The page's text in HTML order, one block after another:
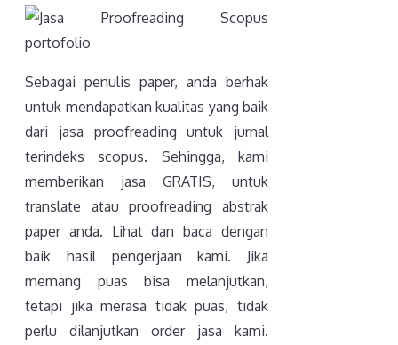
Sebagai penulis paper, anda berhak
untuk mendapatkan kualitas yang baik
dari jasa proofreading untuk jurnal
terindeks scopus. Sehingga, kami
memberikan jasa GRATIS, untuk
translate atau proofreading abstrak
paper anda. Lihat dan baca dengan
baik hasil pengerjaan kami. Jika
memang puas bisa melanjutkan,
tetapi jika merasa tidak puas, tidak
perlu dilanjutkan order jasa kami.